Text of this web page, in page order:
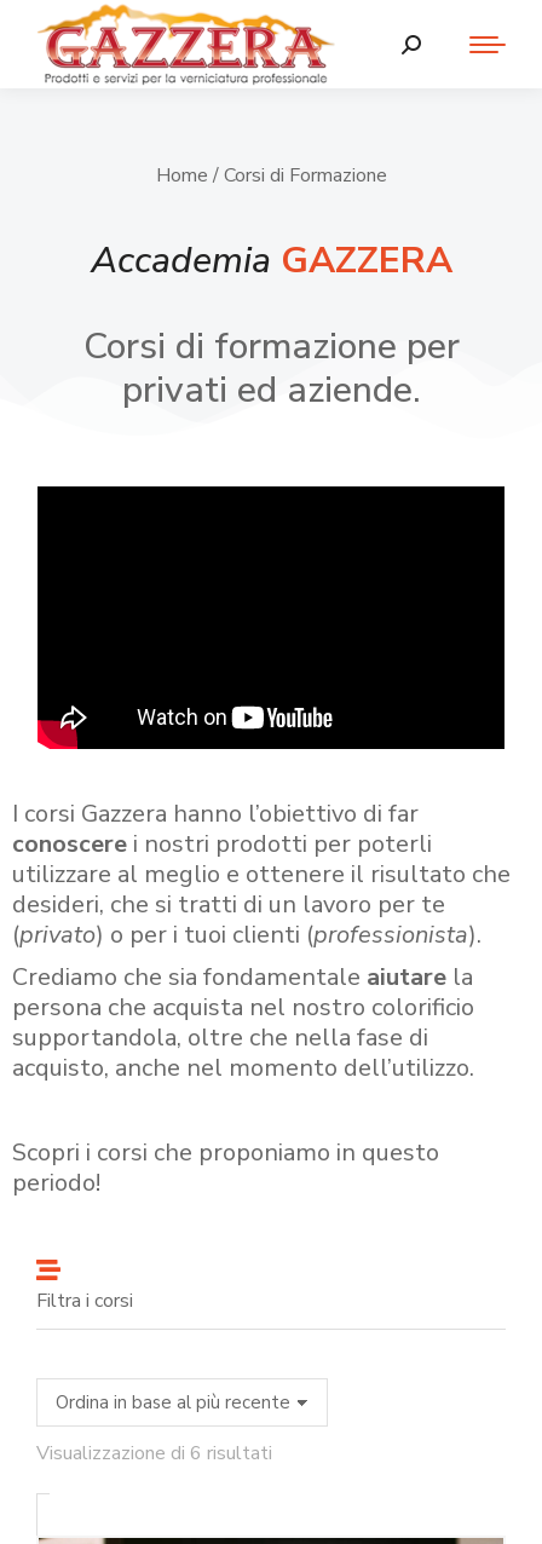
Home / Corsi di Formazione
Accademia GAZZERA
Corsi di formazione per
privati ed aziende.
I corsi Gazzera hanno l’obiettivo di far
conoscere i nostri prodotti per poterli
utilizzare al meglio e ottenere il risultato che
desideri, che si tratti di un lavoro per te
(privato) o per i tuoi clienti (professionista).
Crediamo che sia fondamentale aiutare la
persona che acquista nel nostro colorificio
supportandola, oltre che nella fase di
acquisto, anche nel momento dell’utilizzo.
Scopri i corsi che proponiamo in questo
periodo!
Filtra i corsi
Visualizzazione di 6 risultati